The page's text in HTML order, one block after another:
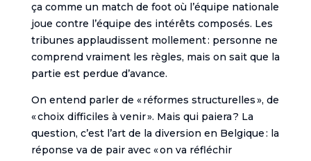
ça comme un match de foot où l’équipe nationale
joue contre l’équipe des intérêts composés. Les
tribunes applaudissent mollement : personne ne
comprend vraiment les règles, mais on sait que la
partie est perdue d’avance.
On entend parler de « réformes structurelles », de
« choix difficiles à venir ». Mais qui paiera ? La
question, c’est l’art de la diversion en Belgique : la
réponse va de pair avec « on va réfléchir